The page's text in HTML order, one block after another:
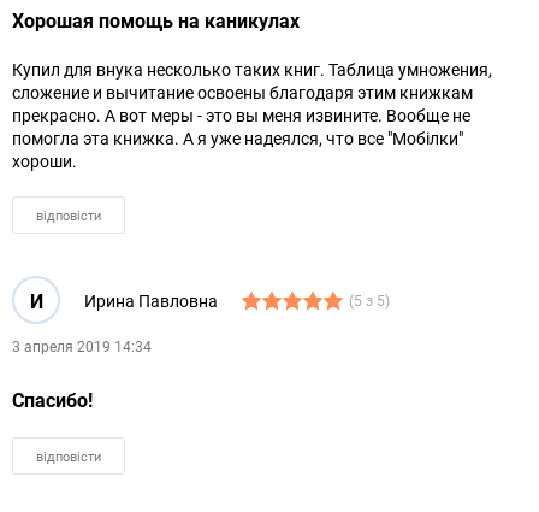
Хорошая помощь на каникулах
Купил для внука несколько таких книг. Таблица умножения,
сложение и вычитание освоены благодаря этим книжкам
прекрасно. А вот меры - это вы меня извините. Вообще не
помогла эта книжка. А я уже надеялся, что все "Мобілки"
хороши.
відповісти
И Ирина Павловна (5 з 5)
3 апреля 2019 14:34
Спасибо!
відповісти